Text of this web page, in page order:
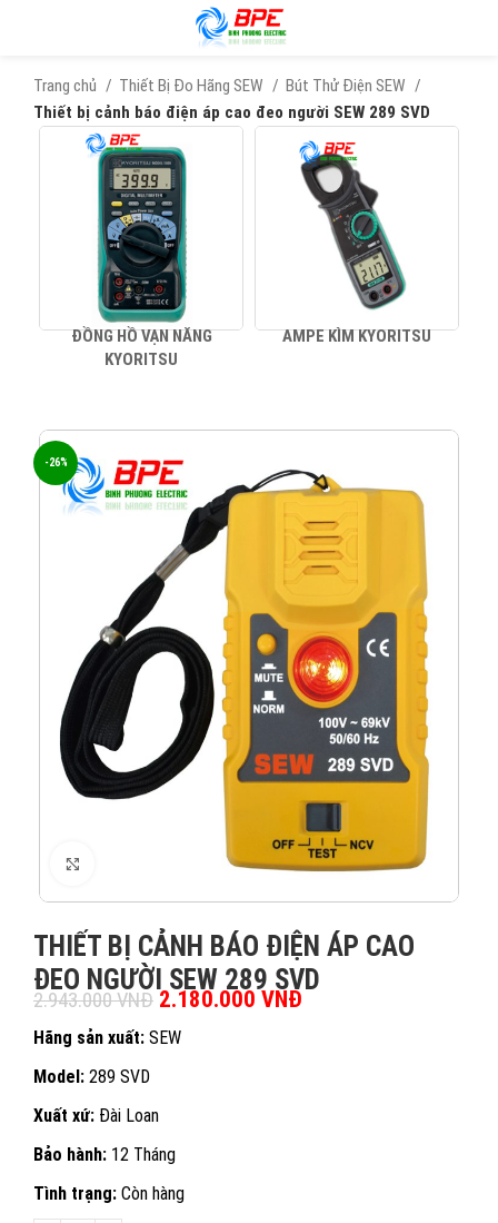
Trang chủ Thiết Bị Đo Hãng SEW
Bút Thử Điện SEW
Thiết bị cảnh báo điện áp cao đeo người SEW 289 SVD
ĐỒNG HỒ VẠN NĂNG
KYORITSU
AMPE KÌM KYORITSU
-26%
THIẾT BỊ CẢNH BÁO ĐIỆN ÁP CAO
ĐEO NGƯỜI SEW 289 SVD
2.943.000VNĐ Giá gốc là: 2.943.000 VNĐ.
2.180.000 VNĐ
Hãng sản xuất: SEW
Model: 289 SVD
Xuất xứ: Đài Loan
Bảo hành: 12 Tháng
Tình trạng: Còn hàng